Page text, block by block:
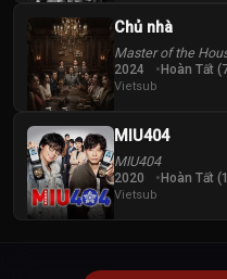
Chủ nhà
Master of the
2024 Hoàn Tất
Vietsub
MIU404
MIU404
2020 Hoàn Tất
Vietsub